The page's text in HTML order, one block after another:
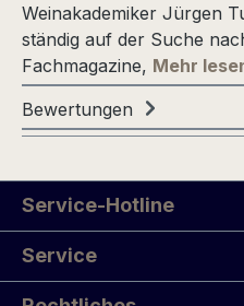
Weinakademiker Jürgen
ständig auf der Suche
Fachmagazine, Mehr
Bewertungen
Service-Hotline
Service